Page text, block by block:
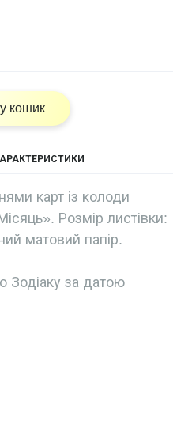
кошик
карт із колоди
Розмір листівки:
матовий папір.
Зодіаку за датою